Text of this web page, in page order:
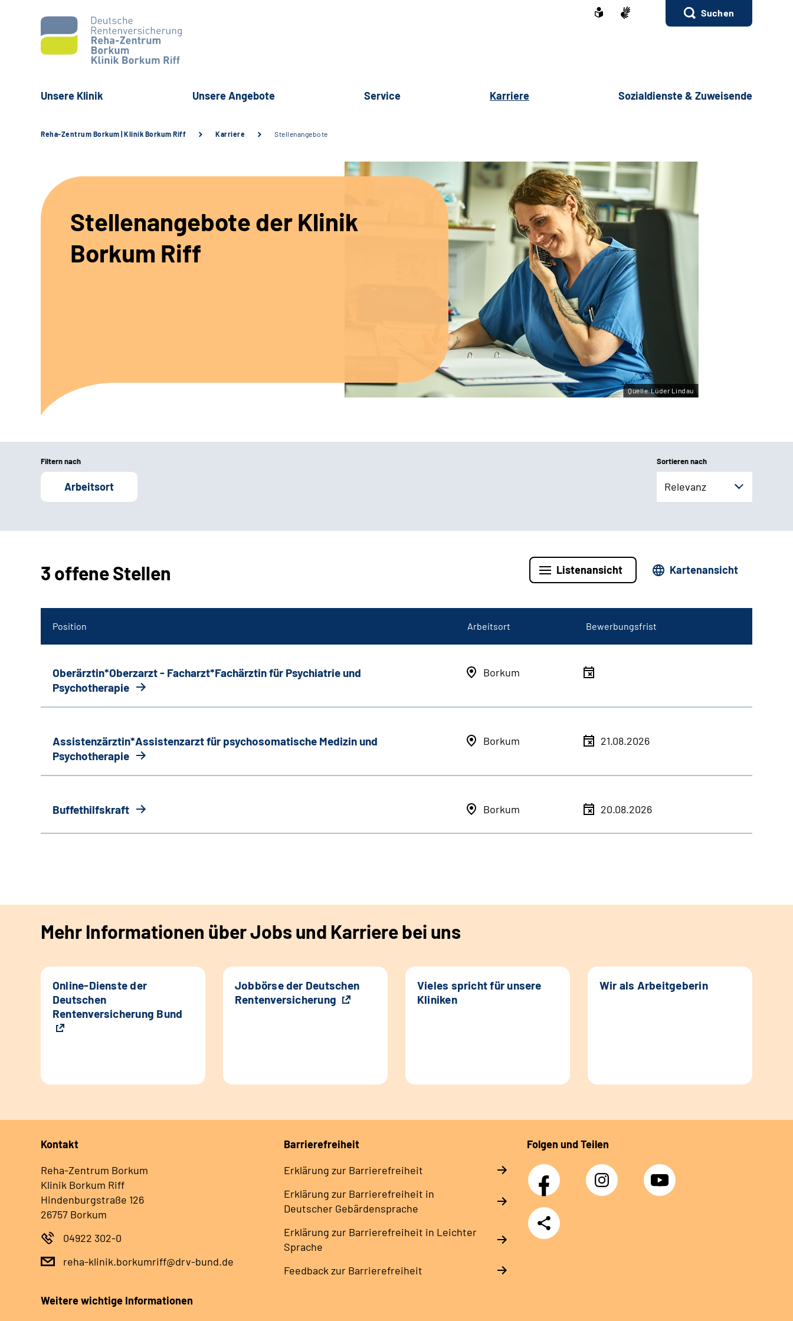
Suchen
Unsere Klinik Unsere Angebote Service Karriere Sozialdienste & Zuweisende
Reha-Zentrum Borkum | Klinik Borkum Riff Karriere Stellenangebote
Stellenangebote der Klinik
Borkum Riff
Quelle:Lüder Lindau
Filtern nach
Arbeitsort
Sortieren nach
Relevanz
3 offene Stellen Listenansicht Kartenansicht
Position Arbeitsort Bewerbungsfrist
Oberärztin*Oberzarzt - Facharzt*Fachärztin für Psychiatrie und
Psychotherapie
Borkum
Assistenzärztin*Assistenzarzt für psychosomatische Medizin und
Psychotherapie
Borkum 21.08.2026
Buffethilfskraft Borkum 20.08.2026
Mehr Informationen über Jobs und Karriere bei uns
Online-Dienste der
Deutschen
Rentenversicherung Bund
Jobbörse der Deutschen
Rentenversicherung
Vieles spricht für unsere
Kliniken
Wir als Arbeitgeberin
Kontakt
Reha-Zentrum Borkum
Klinik Borkum Riff
Hindenburgstraße 126
26757 Borkum
04922 302-0
reha-klinik.borkumriff@drv-bund.de
Barrierefreiheit
Erklärung zur Barrierefreiheit
Erklärung zur Barrierefreiheit in
Deutscher Gebärdensprache
Erklärung zur Barrierefreiheit in Leichter
Sprache
Feedback zur Barrierefreiheit
Folgen und Teilen
Facebook Instagram YouTube
Teilen
Weitere wichtige Informationen